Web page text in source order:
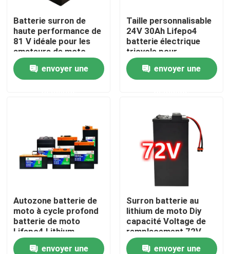
Maison
Produits
Au sujet de nous
Contrôle de qualité
Contactez-nous
Batterie surron de
haute performance de
81 V idéale pour les
amateurs de moto
électrique
envoyer une
Taille personnalisable
24V 30Ah Lifepo4
batterie électrique
tricycle pour
personnes âgées
envoyer une
Autozone batterie de
moto à cycle profond
batterie de moto
Lifepo4 Lithium
envoyer une
Surron batterie au
lithium de moto Diy
capacité Voltage de
remplacement 72V
envoyer une